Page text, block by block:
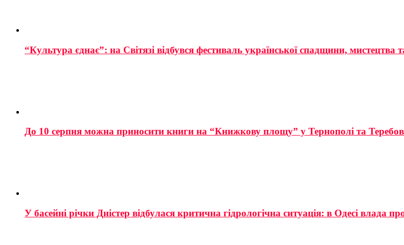
“Культура єднає”: на Світязі відбувся фестиваль української спадщини, мистецтва
До 10 серпня можна приносити книги на “Книжкову площу” у Тернополі та
У басейні річки Дністер відбулася критична гідрологічна ситуація: в Одесі влада